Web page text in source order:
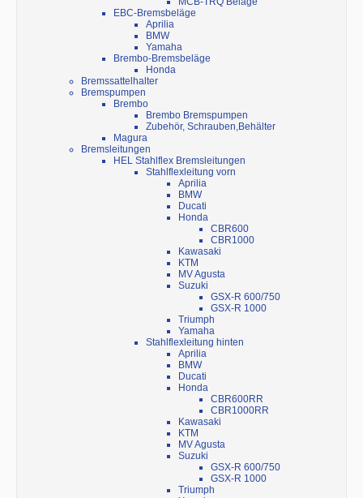
EBC-Bremsbeläge
Aprilia
BMW
Yamaha
Brembo-Bremsbeläge
Honda
Bremssattelhalter
Bremspumpen
Brembo
Brembo Bremspumpen
Zubehör, Schrauben,Behälter
Magura
Bremsleitungen
HEL Stahlflex Bremsleitungen
Stahlflexleitung vorn
Aprilia
BMW
Ducati
Honda
CBR600
CBR1000
Kawasaki
KTM
MV Agusta
Suzuki
GSX-R 600/750
GSX-R 1000
Triumph
Yamaha
Stahlflexleitung hinten
Aprilia
BMW
Ducati
Honda
CBR600RR
CBR1000RR
Kawasaki
KTM
MV Agusta
Suzuki
GSX-R 600/750
GSX-R 1000
Triumph